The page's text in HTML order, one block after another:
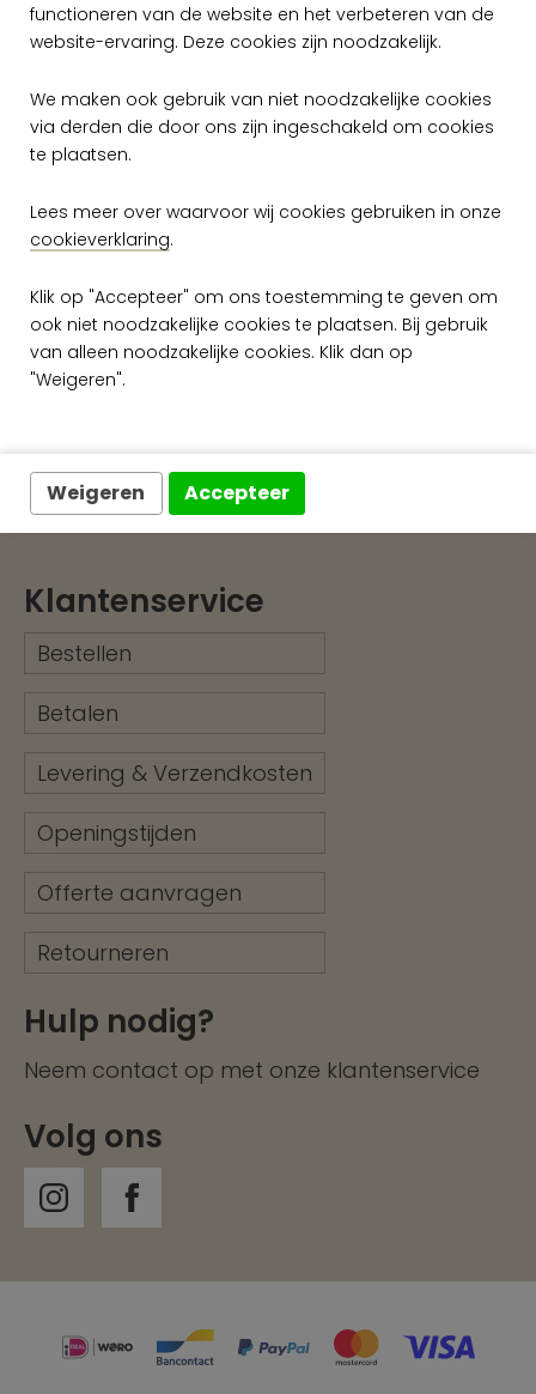
functioneren van de website en het verbeteren van de
website-ervaring. Deze cookies zijn noodzakelijk.
We maken ook gebruik van niet noodzakelijke cookies
via derden die door ons zijn ingeschakeld om cookies
te plaatsen.
Lees meer over waarvoor wij cookies gebruiken in onze
cookieverklaring.
Klik op "Accepteer" om ons toestemming te geven om
ook niet noodzakelijke cookies te plaatsen. Bij gebruik
van alleen noodzakelijke cookies. Klik dan op
"Weigeren".
Weigeren Accepteer
Op voorraad
Snelle levering
Exclusieve wandafwerking
Klantenservice
Bestellen
Betalen
Levering & Verzendkosten
Openingstijden
Offerte aanvragen
Retourneren
Hulp nodig?
Neem contact op met onze klantenservice
Volg ons